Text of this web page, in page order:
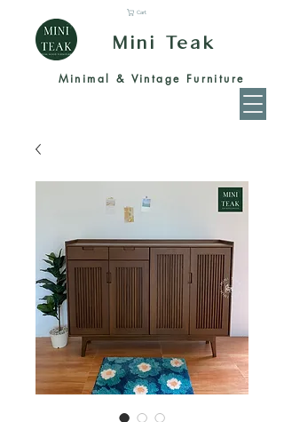
Mini Teak
Minimal & Vintage Furniture
Cart